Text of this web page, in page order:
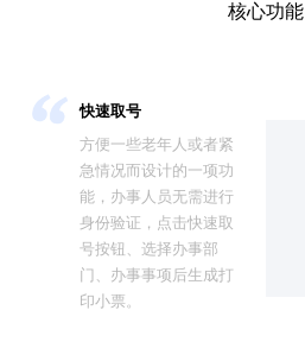
核心功能
快速取号
方便一些老年人或者紧
急情况而设计的一项功
能，办事人员无需进行
身份验证，点击快速取
号按钮、选择办事部
门、办事事项后生成打
印小票。